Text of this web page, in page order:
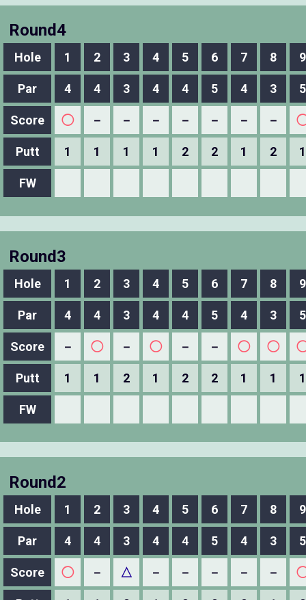
Round4
Hole 1 2 3 4 5 6 7 8 9
Par 4 4 3 4 4 5 4 3 5
Score ◯ － － － － － － －
Putt 1 1 1 1 2 2 1 2 1
FW
Round3
Hole 1 2 3 4 5 6 7 8 9
Par 4 4 3 4 4 5 4 3 5
Score － ◯ － ◯ － － ◯ ◯
Putt 1 1 2 1 2 2 1 1 1
FW
Round2
Hole 1 2 3 4 5 6 7 8 9
Par 4 4 3 4 4 5 4 3 5
Score ◯ － △ － － － － －